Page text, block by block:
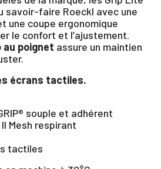
savoir-faire Roeckl avec une
une coupe ergonomique
le confort et l’ajustement.
poignet assure un maintien
écrans tactiles.
souple et adhérent
Mesh respirant
tactiles
pour enregistrer des
d'envie